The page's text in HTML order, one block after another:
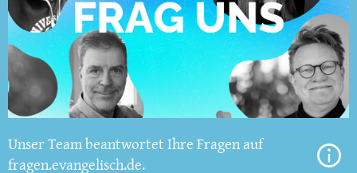
Unser Team beantwortet Ihre Fragen auf
fragen.evangelisch.de.